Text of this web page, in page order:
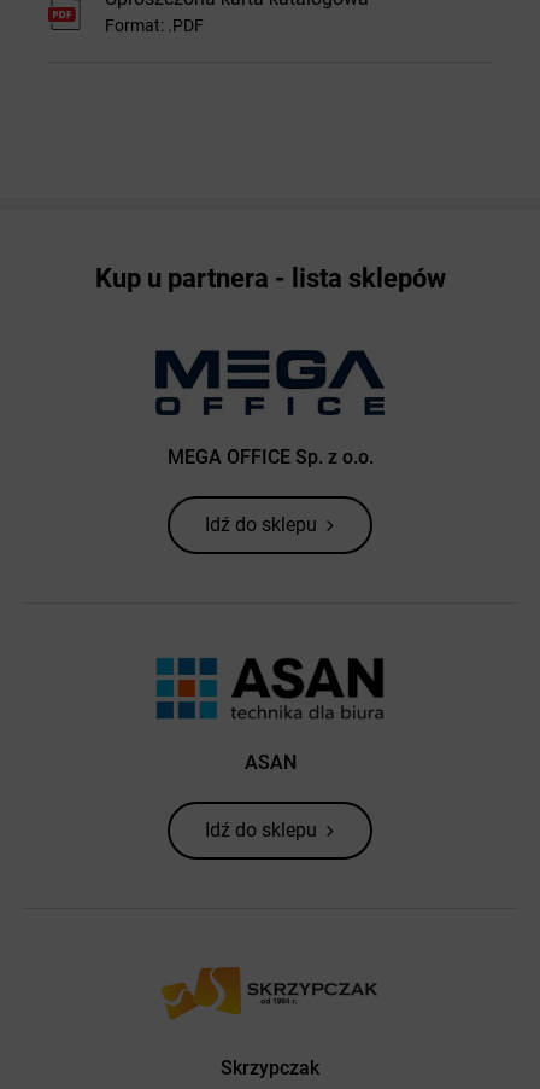
Format: .PDF
Kup u partnera - lista sklepów
MEGA OFFICE Sp. z o.o.
Idź do sklepu
ASAN
Idź do sklepu
Skrzypczak